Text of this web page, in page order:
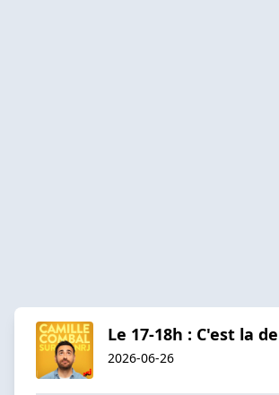
Le 17-18h : C'est la
2026-06-26